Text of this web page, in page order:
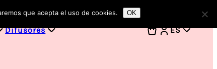
Difusores ES
que acepta el uso de cookies. OK